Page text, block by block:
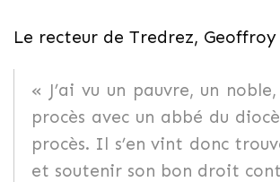
Le recteur de Tredrez,
« J’ai vu un pauvre, un
procès avec un abbé du
procès. Il s’en vint donc
et soutenir son bon droit